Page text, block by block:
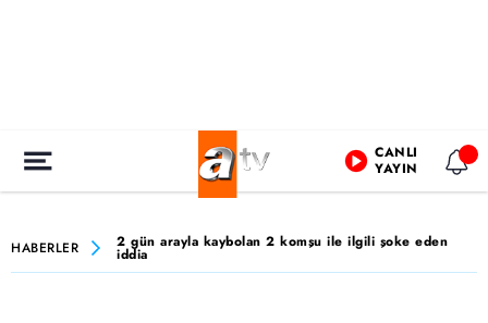
CANLI
YAYIN
HABERLER 2 gün arayla kaybolan 2 komşu ile ilgili şoke eden
iddia